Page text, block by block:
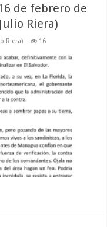
de febrero de
Riera)
Riera) 16